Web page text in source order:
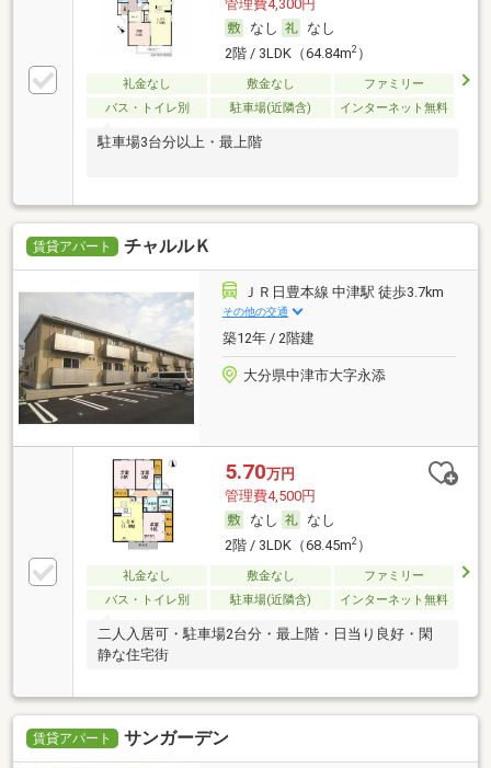
管理費4,300円
なし
なし
2階 / 3LDK（64.84m2）
礼金なし 敷金なし
ファミリー
バス・トイレ別
駐車場(近隣含) インターネット無料
駐車場3台分以上・最上階
賃貸アパート チャルルＫ
ＪＲ日豊本線 中津駅 徒歩3.7km
その他の交通
築12年 / 2階建
大分県中津市大字永添
5.70万円
管理費4,500円
なし
なし
2階 / 3LDK（68.45m2）
礼金なし 敷金なし
ファミリー
バス・トイレ別
駐車場(近隣含) インターネット無料
二人入居可・駐車場2台分・最上階・日当り良好・閑
静な住宅街
賃貸アパート サンガーデン